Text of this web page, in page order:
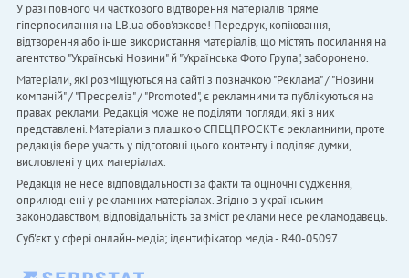
У разі повного чи часткового відтворення матеріалів пряме
гіперпосилання на LB.ua обов'язкове! Передрук, копіювання,
відтворення або інше використання матеріалів, що містять посилання на
агентство "Українськi Новини" й "Українська Фото Група", заборонено.
Матеріали, які розміщуються на сайті з позначкою "Реклама" / "Новини
компаній" / "Пресреліз" / "Promoted", є рекламними та публікуються на
правах реклами. Редакція може не поділяти погляди, які в них
представлені. Матеріали з плашкою СПЕЦПРОЄКТ є рекламними, проте
редакція бере участь у підготовці цього контенту і поділяє думки,
висловлені у цих матеріалах.
Редакція не несе відповідальності за факти та оціночні судження,
оприлюднені у рекламних матеріалах. Згідно з українським
законодавством, відповідальність за зміст реклами несе рекламодавець.
Cуб'єкт у сфері онлайн-медіа; ідентифікатор медіа - R40-05097